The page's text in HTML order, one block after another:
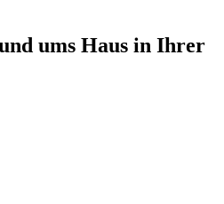
ums Haus in Ihrer